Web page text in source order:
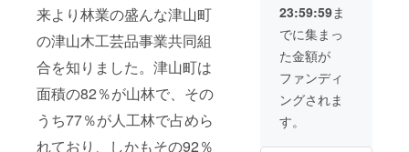
来より林業の盛んな津山町
の津山木工芸品事業共同組
合を知りました。津山町は
面積の82％が山林で、その
うち77％が人工林で占めら
れており、しかもその92％
23:59:59ま
でに集まっ
た金額が
ファンディ
ングされま
す。